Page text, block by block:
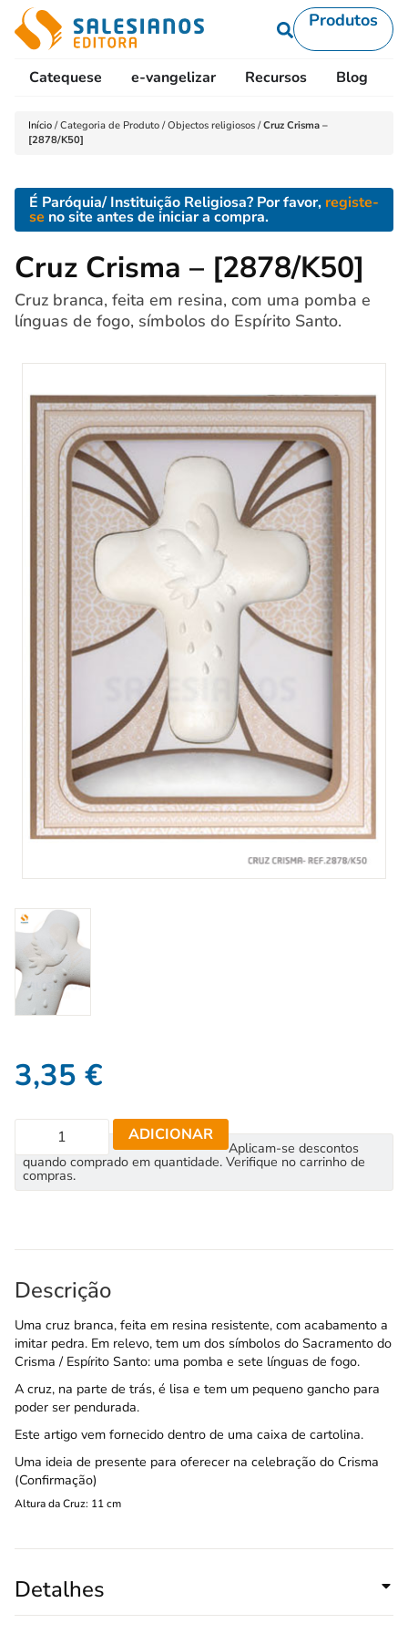
Produtos
Catequese e-vangelizar Recursos Blog
Início /Categoria de Produto /Objectos religiosos /Cruz Crisma –
[2878/K50]
É Paróquia/ Instituição Religiosa? Por favor, registe-
se no site antes de iniciar a compra.
Cruz Crisma – [2878/K50]
Cruz branca, feita em resina, com uma pomba e
línguas de fogo, símbolos do Espírito Santo.
3,35 €
ADICIONAR
Aplicam-se descontos
quando comprado em quantidade. Verifique no carrinho de
compras.
Descrição
Uma cruz branca, feita em resina resistente, com acabamento a
imitar pedra. Em relevo, tem um dos símbolos do Sacramento do
Crisma / Espírito Santo: uma pomba e sete línguas de fogo.
A cruz, na parte de trás, é lisa e tem um pequeno gancho para
poder ser pendurada.
Este artigo vem fornecido dentro de uma caixa de cartolina.
Uma ideia de presente para oferecer na celebração do Crisma
(Confirmação)
Altura da Cruz: 11 cm
Detalhes